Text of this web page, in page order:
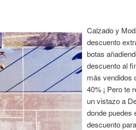
Calzado y
descuento
botas
descuento al
más vendidos
40% ¡ Pero te
un vistazo a
donde puedes
descuento